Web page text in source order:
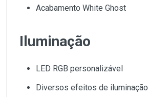
Acabamento White Ghost
Iluminação
LED RGB personalizável
Diversos efeitos de iluminação